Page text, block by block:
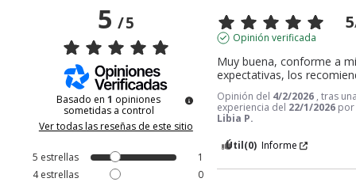
5/5
Basado en1 opiniones
sometidas a control
Ver todas las reseñas de este sitio
5 estrellas
1
4estrellas
0
5
Opinión verificada
Muy buena, conforme a
expectativas, los
Opinión del 4/2/2026 , tras
experiencia del 22/1/2026 por
Libia P.
Útil(0) Informe